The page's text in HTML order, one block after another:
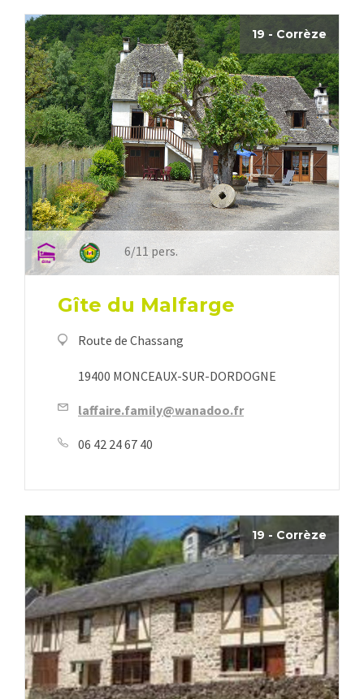
19 - Corrèze
6/11 pers.
Gîte du Malfarge
Route de Chassang
19400 MONCEAUX-SUR-DORDOGNE
laffaire.family@wanadoo.fr
06 42 24 67 40
19 - Corrèze